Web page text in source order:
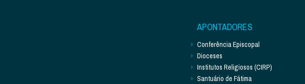
APONTADORES
Conferência Episcopal
Dioceses
Institutos Religiosos (CIRP)
Santuário de Fátima